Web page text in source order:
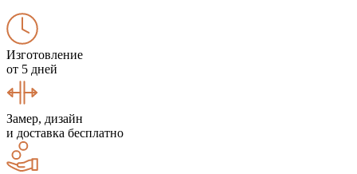
Изготовление
от 5 дней
Замер, дизайн
и доставка бесплатно